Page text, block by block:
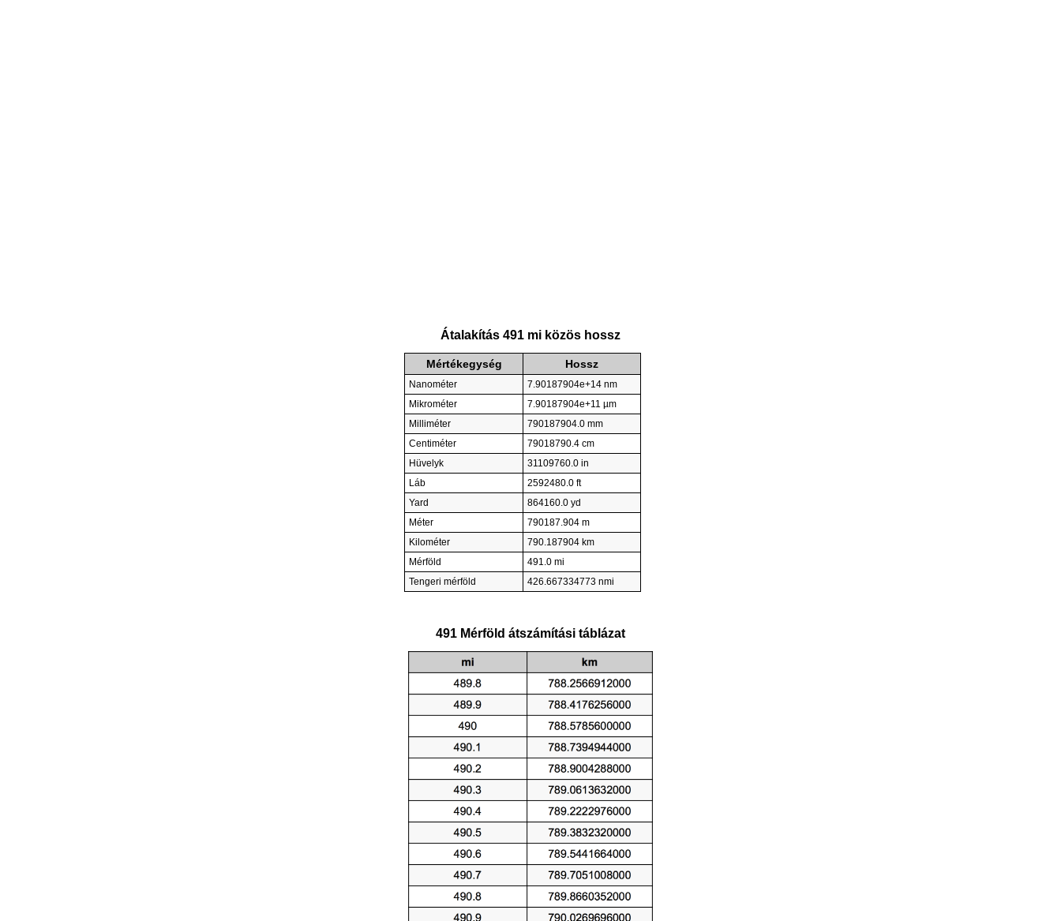
Átalakítás 491 mi közös hossz
Mértékegység Hossz
Nanométer
7.90187904e+14 nm
Mikrométer
7.90187904e+11 µm
Milliméter
790187904.0 mm
Centiméter
79018790.4 cm
Hüvelyk
31109760.0 in
Láb
2592480.0 ft
Yard
864160.0 yd
Méter
790187.904 m
Kilométer
790.187904 km
Mérföld
491.0 mi
Tengeri mérföld
426.667334773 nmi
491 Mérföld átszámítási táblázat